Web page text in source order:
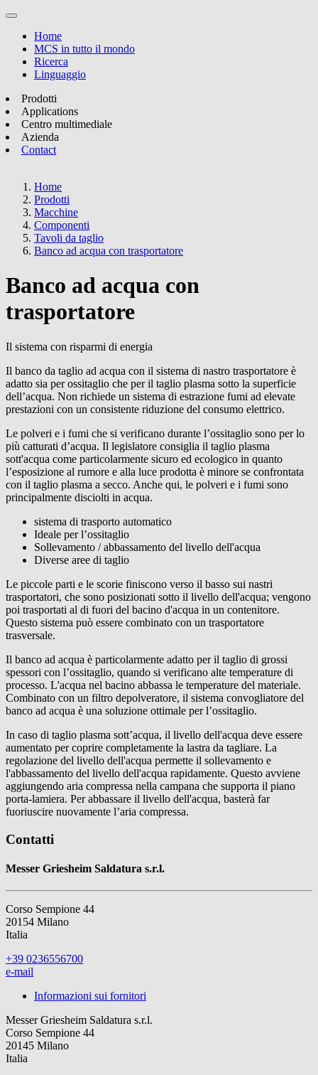
Home
MCS in tutto il mondo
Ricerca
Linguaggio
Prodotti
Applications
Centro multimediale
Azienda
Contact
Home
Prodotti
Macchine
Componenti
Tavoli da taglio
Banco ad acqua con trasportatore
Banco ad acqua con
trasportatore
Il sistema con risparmi di energia
Il banco da taglio ad acqua con il sistema di nastro trasportatore è
adatto sia per ossitaglio che per il taglio plasma sotto la superficie
dell’acqua. Non richiede un sistema di estrazione fumi ad elevate
prestazioni con un consistente riduzione del consumo elettrico.
Le polveri e i fumi che si verificano durante l’ossitaglio sono per lo
più catturati d’acqua. Il legislatore consiglia il taglio plasma
sott'acqua come particolarmente sicuro ed ecologico in quanto
l’esposizione al rumore e alla luce prodotta è minore se confrontata
con il taglio plasma a secco. Anche qui, le polveri e i fumi sono
principalmente disciolti in acqua.
sistema di trasporto automatico
Ideale per l’ossitaglio
Sollevamento / abbassamento del livello dell'acqua
Diverse aree di taglio
Le piccole parti e le scorie finiscono verso il basso sui nastri
trasportatori, che sono posizionati sotto il livello dell'acqua; vengono
poi trasportati al di fuori del bacino d'acqua in un contenitore.
Questo sistema può essere combinato con un trasportatore
trasversale.
Il banco ad acqua è particolarmente adatto per il taglio di grossi
spessori con l’ossitaglio, quando si verificano alte temperature di
processo. L'acqua nel bacino abbassa le temperature del materiale.
Combinato con un filtro depolveratore, il sistema convogliatore del
banco ad acqua è una soluzione ottimale per l’ossitaglio.
In caso di taglio plasma sott’acqua, il livello dell'acqua deve essere
aumentato per coprire completamente la lastra da tagliare. La
regolazione del livello dell'acqua permette il sollevamento e
l'abbassamento del livello dell'acqua rapidamente. Questo avviene
aggiungendo aria compressa nella campana che supporta il piano
porta-lamiera. Per abbassare il livello dell'acqua, basterà far
fuoriuscire nuovamente l’aria compressa.
Contatti
Messer Griesheim Saldatura s.r.l.
Corso Sempione 44
20154 Milano
Italia
+39 0236556700
e-mail
Informazioni sui fornitori
Messer Griesheim Saldatura s.r.l.
Corso Sempione 44
20145 Milano
Italia